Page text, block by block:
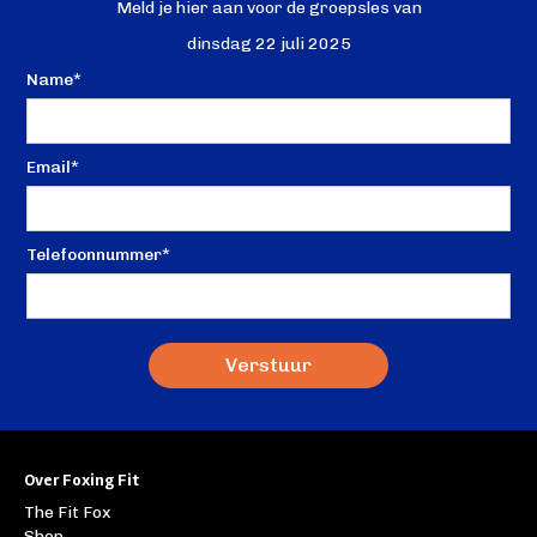
Meld je hier aan voor de groepsles van
dinsdag 22 juli 2025
Name*
Email*
Telefoonnummer*
Over Foxing Fit
The Fit Fox